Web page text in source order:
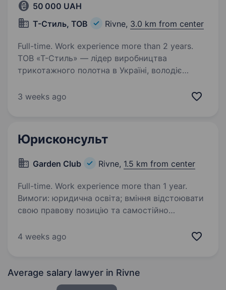
50 000 UAH
Т-Стиль, ТОВ
Rivne, 3.0 km from center
Full-time. Work experience more than 2 years.
ТОВ «Т-Стиль» — лідер виробництва
трикотажного полотна в Україні, володіє
готового одягу (ТМ «Льонокомбінат Goldi»).
3 weeks ago
Юрисконсульт
Garden Сlub Rivne, 1.5 km from center
Full-time. Work experience more than 1 year.
Вимоги: юридична освіта; вміння відстоювати
свою правову позицію та самостійно
уважність, ініціативність та креативність
4 weeks ago
Average salary lawyer in Rivne